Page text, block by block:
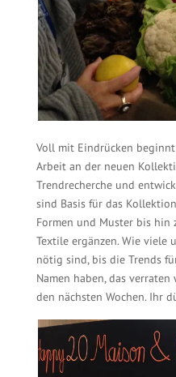
Voll mit Eindrücken
Arbeit an der neuen
Trendrecherche und
sind Basis für das
Formen und Muster bis hin
Textile ergänzen. Wie viele
nötig sind, bis die Trends
Namen haben, das
den nächsten Wochen. Ihr